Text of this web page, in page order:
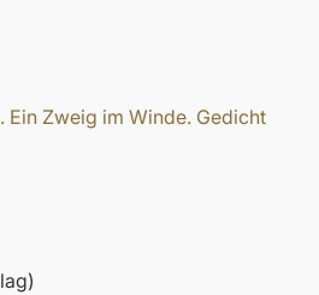
Ein Zweig im Winde. Gedicht